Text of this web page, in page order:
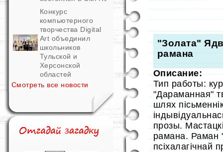
Конкурс
компьютерного
творчества Digital
Art объединил
школьников
Тульской и
Херсонской
областей
Смотреть все новости
"Золата"
рамана
Описание:
Тип работы:
"Дараманная"
шлях
прозы.
рамана. Раман
псіхалагічнай